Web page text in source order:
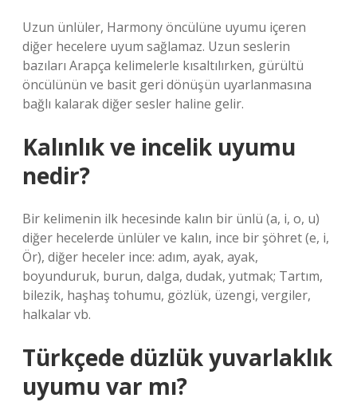
Uzun ünlüler, Harmony öncülüne uyumu içeren
diğer hecelere uyum sağlamaz. Uzun seslerin
bazıları Arapça kelimelerle kısaltılırken, gürültü
öncülünün ve basit geri dönüşün uyarlanmasına
bağlı kalarak diğer sesler haline gelir.
Kalınlık ve incelik uyumu
nedir?
Bir kelimenin ilk hecesinde kalın bir ünlü (a, i, o, u)
diğer hecelerde ünlüler ve kalın, ince bir şöhret (e, i,
Ör), diğer heceler ince: adım, ayak, ayak,
boyunduruk, burun, dalga, dudak, yutmak; Tartım,
bilezik, haşhaş tohumu, gözlük, üzengi, vergiler,
halkalar vb.
Türkçede düzlük yuvarlaklık
uyumu var mı?